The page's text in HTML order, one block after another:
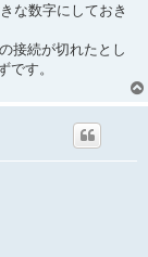
な数字にしておき
接続が切れたとし
です。